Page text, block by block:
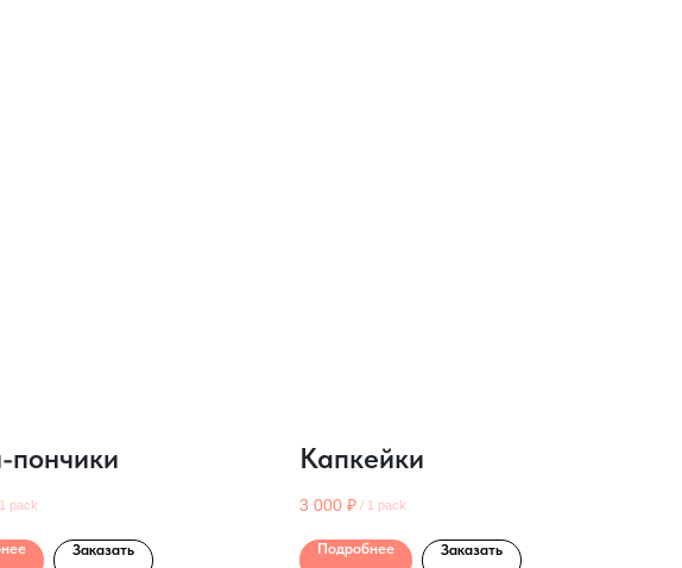
1 pack
Заказать
Капкейки
3 000 ₽ / 1 pack
Подробнее Заказать